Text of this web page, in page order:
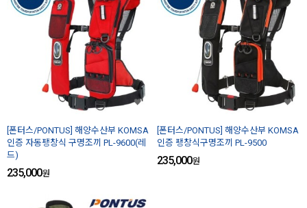
[폰터스/PONTUS] 해양수산부 KOMSA
인증 자동팽창식 구명조끼 PL-9600(레
드)
235,000원
[폰터스/PONTUS] 해양수산부 KOMSA
인증 팽창식구명조끼 PL-9500
235,000원